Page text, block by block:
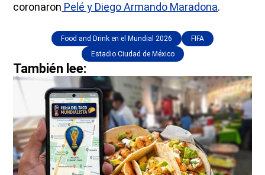
coronaron Pelé y Diego Armando Maradona.
Food and Drink en el Mundial 2026
FIFA
Estadio Ciudad de México
También lee: